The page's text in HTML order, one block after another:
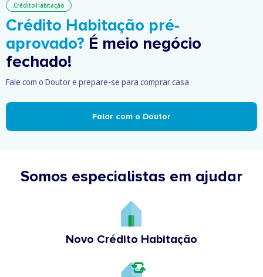
Crédito Habitação
Crédito Habitação pré-
aprovado? É meio negócio
fechado!
Fale com o Doutor e prepare-se para comprar casa
Falar com o Doutor
Somos especialistas em ajudar
Novo Crédito Habitação